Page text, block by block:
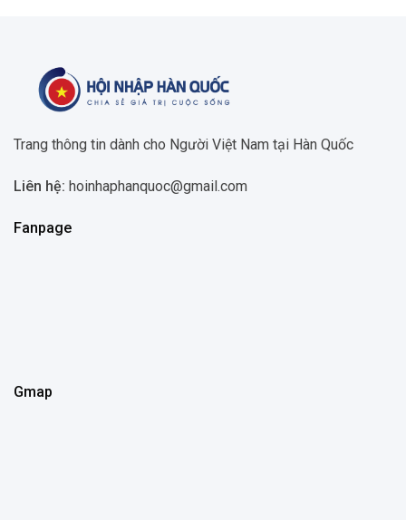
Trang thông tin dành cho Người Việt Nam tại Hàn Quốc
Liên hệ: hoinhaphanquoc@gmail.com
Fanpage
Gmap